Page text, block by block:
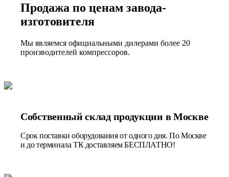
Продажа по ценам завода-
изготовителя
Мы являемся официальными дилерами более 20
производителей компрессоров.
Собственный склад продукции в Москве
Срок поставки оборудования от одного дня. По Москве
и до терминала ТК доставляем БЕСПЛАТНО!